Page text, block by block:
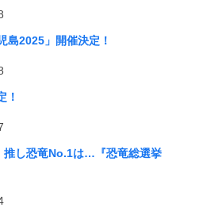
島2025」開催決定！
！
推し恐竜No.1は…『恐竜総選挙